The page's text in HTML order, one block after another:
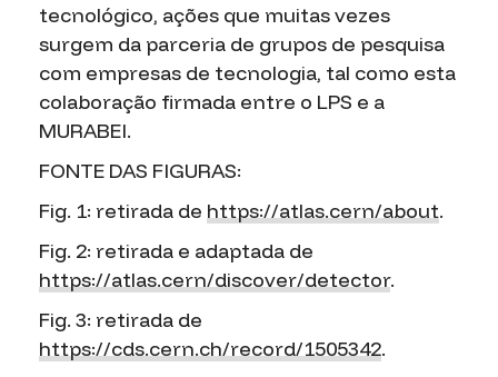
tecnológico, ações que muitas vezes
surgem da parceria de grupos de pesquisa
com empresas de tecnologia, tal como esta
colaboração firmada entre o LPS e a
MURABEI.
FONTE DAS FIGURAS:
Fig. 1: retirada de https://atlas.cern/about.
Fig. 2: retirada e adaptada de
https://atlas.cern/discover/detector.
Fig. 3: retirada de
https://cds.cern.ch/record/1505342.